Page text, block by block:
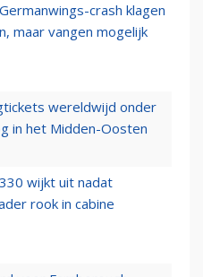
crash klagen
maar vangen mogelijk
wereldwijd onder
in het Midden-Oosten
wijkt uit nadat
rook in cabine